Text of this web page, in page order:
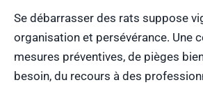
Se débarrasser des rats suppose
organisation et persévérance. Une
mesures préventives, de pièges
besoin, du recours à des